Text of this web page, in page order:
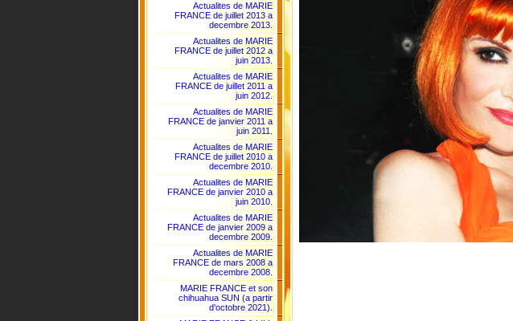
Actualites de MARIE
FRANCE de juillet 2013 a
decembre 2013.
Actualites de MARIE
FRANCE de juillet 2012 a
juin 2013.
Actualites de MARIE
FRANCE de juillet 2011 a
juin 2012.
Actualites de MARIE
FRANCE de janvier 2011 a
juin 2011.
Actualites de MARIE
FRANCE de juillet 2010 a
decembre 2010.
Actualites de MARIE
FRANCE de janvier 2010 a
juin 2010.
Actualites de MARIE
FRANCE de janvier 2009 a
decembre 2009.
Actualites de MARIE
FRANCE de mars 2008 a
decembre 2008.
MARIE FRANCE et son
chihuahua SUN (a partir
d'octobre 2021).